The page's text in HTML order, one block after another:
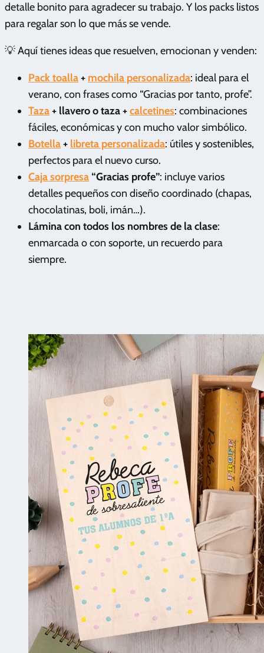
detalle bonito para agradecer su trabajo. Y los packs listos
para regalar son lo que más se vende.
💡 Aquí tienes ideas que resuelven, emocionan y venden:
Pack toalla+ mochila personalizada: ideal para el
verano, con frases como “Gracias por tanto, profe”.
Taza+ llavero o taza +calcetines: combinaciones
fáciles, económicas y con mucho valor simbólico.
Botella+ libreta personalizada: útiles y sostenibles,
perfectos para el nuevo curso.
Caja sorpresa “Gracias profe”: incluye varios
detalles pequeños con diseño coordinado (chapas,
chocolatinas, boli, imán…).
Lámina con todos los nombres de la clase:
enmarcada o con soporte, un recuerdo para
siempre.